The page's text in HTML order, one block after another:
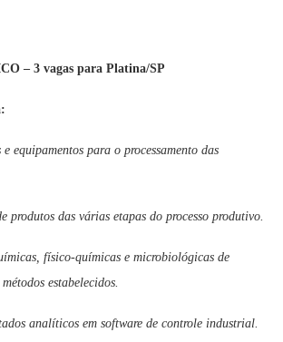
– 3 vagas para Platina/SP
equipamentos para o processamento das
produtos das várias etapas do processo produtivo.
físico-químicas e microbiológicas de
estabelecidos.
analíticos em software de controle industrial.